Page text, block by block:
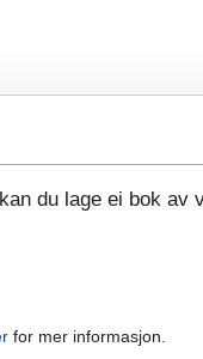
kan du lage ei bok av
for mer informasjon.